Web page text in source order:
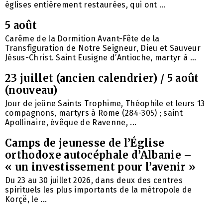
églises entièrement restaurées, qui ont ...
5 août
Carême de la Dormition Avant-Fête de la
Transfiguration de Notre Seigneur, Dieu et Sauveur
Jésus-Christ. Saint Eusigne d’Antioche, martyr à ...
23 juillet (ancien calendrier) / 5 août
(nouveau)
Jour de jeûne Saints Trophime, Théophile et leurs 13
compagnons, martyrs à Rome (284-305) ; saint
Apollinaire, évêque de Ravenne, ...
Camps de jeunesse de l’Église
orthodoxe autocéphale d’Albanie –
« un investissement pour l’avenir »
Du 23 au 30 juillet 2026, dans deux des centres
spirituels les plus importants de la métropole de
Korçë, le ...